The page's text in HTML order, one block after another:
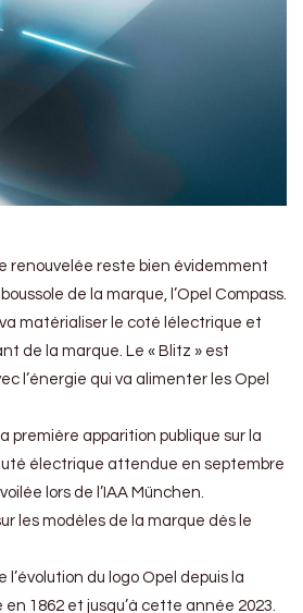
renouvelée reste bien évidemment
de la marque, l’Opel Compass.
va matérialiser le coté lélectrique et
de la marque. Le « Blitz » est
l’énergie qui va alimenter les Opel
première apparition publique sur la
électrique attendue en septembre
lors de l’IAA München.
les modèles de la marque dès le
l’évolution du logo Opel depuis la
1862 et jusqu’à cette année 2023.